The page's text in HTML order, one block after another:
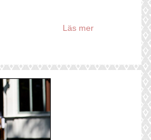
Läs mer